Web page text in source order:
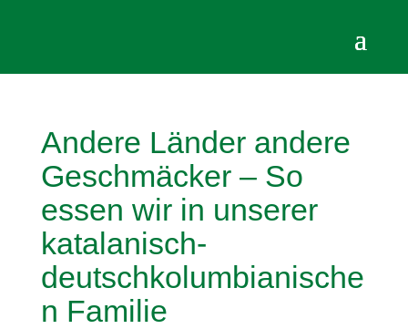
Andere Länder andere
Geschmäcker – So
essen wir in unserer
katalanisch-
deutschkolumbianische
n Familie